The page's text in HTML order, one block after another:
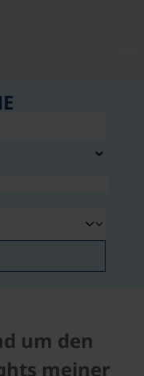
um den
meiner